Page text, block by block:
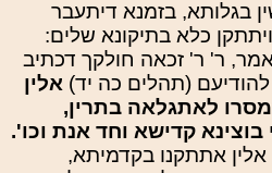
בגלותא, בזמנא דיתעבר
כלא בתיקונא שלים:
ר' ר' זכאה חולקך דכתיב
להודיעם (תהלים כה יד) אלין
לאתגלאה בתרין,
בוצינא קדישא וחד אנת וכו'.
אלין אתתקנו בקדמיתא,